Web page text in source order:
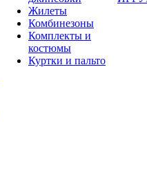
Жилеты
Комбинезоны
Комплекты и
костюмы
Куртки и пальто